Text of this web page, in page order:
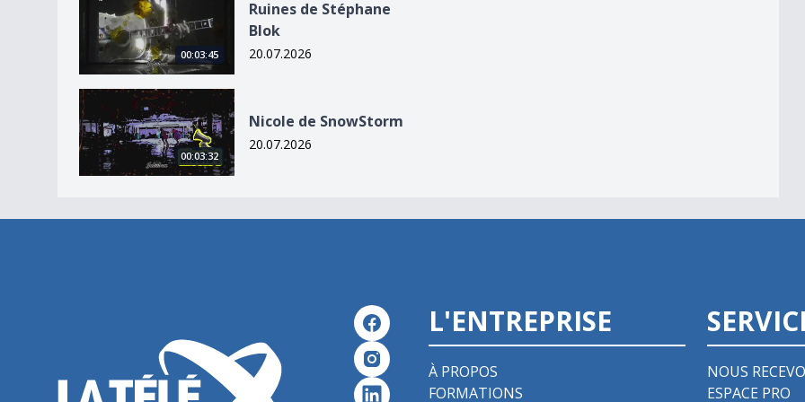
00:03:45
Ruines de Stéphane
Blok
20.07.2026
Nicole de SnowStorm
00:03:32
Nicole de SnowStorm
20.07.2026
L'ENTREPRISE
À PROPOS
FORMATIONS
NOUS
ESPACE PRO